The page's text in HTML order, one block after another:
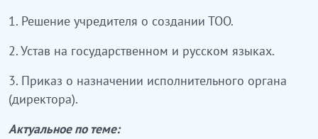
1. Решение учредителя о создании ТОО.
2. Устав на государственном и русском языках.
3. Приказ о назначении исполнительного органа
(директора).
Актуальное по теме: